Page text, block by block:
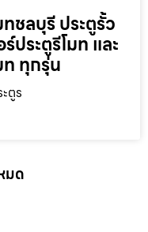
ชลบุรี ประตูรั้ว
ประตูรีโมท และ
ท ทุกรุ่น
ตูร
มด